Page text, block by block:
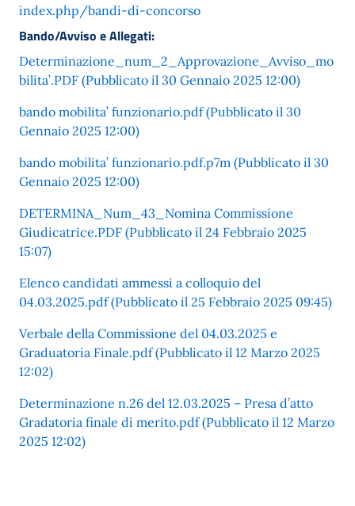
index.php/bandi-di-concorso
Bando/Avviso e Allegati:
Determinazione_num_2_Approvazione_Avviso_mo
bilita’.PDF (Pubblicato il 30 Gennaio 2025 12:00)
bando mobilita’ funzionario.pdf (Pubblicato il 30
Gennaio 2025 12:00)
bando mobilita’ funzionario.pdf.p7m (Pubblicato il 30
Gennaio 2025 12:00)
DETERMINA_Num_43_Nomina Commissione
Giudicatrice.PDF (Pubblicato il 24 Febbraio 2025
15:07)
Elenco candidati ammessi a colloquio del
04.03.2025.pdf (Pubblicato il 25 Febbraio 2025 09:45)
Verbale della Commissione del 04.03.2025 e
Graduatoria Finale.pdf (Pubblicato il 12 Marzo 2025
12:02)
Determinazione n.26 del 12.03.2025 – Presa d’atto
Gradatoria finale di merito.pdf (Pubblicato il 12 Marzo
2025 12:02)